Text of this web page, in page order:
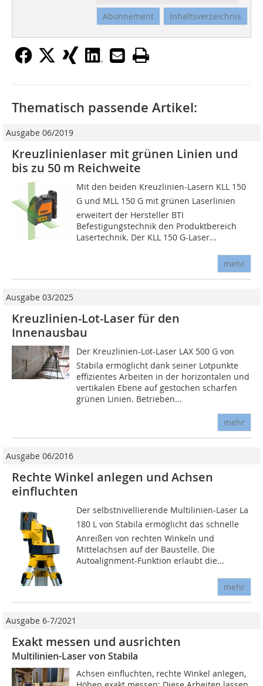
Abonnement Inhaltsverzeichnis
Thematisch passende Artikel:
Ausgabe 06/2019
Kreuzlinienlaser mit grünen Linien und
bis zu 50 m Reichweite
Mit den beiden Kreuzlinien-Lasern KLL 150
G und MLL 150 G mit grünen ­Laserlinien
erweitert der Hersteller BTI
Befestigungstechnik den Produktbereich
Lasertechnik. Der KLL 150 G-Laser...
mehr
Ausgabe 03/2025
Kreuzlinien-Lot-Laser für den
Innenausbau
Der Kreuzlinien-Lot-Laser LAX 500 G von
Stabila ermöglicht dank seiner Lotpunkte
effizientes Arbeiten in der horizontalen und
vertikalen Ebene auf gestochen scharfen
grünen Linien. Betrieben...
mehr
Ausgabe 06/2016
Rechte Winkel anlegen und Achsen
einfluchten
Der selbstnivellierende Multilinien-Laser La
180 L von Stabila ermöglicht das schnelle
Anreißen von rechten Winkeln und
Mittelachsen auf der Baustelle. Die
Autoalignment-Funktion erlaubt die...
mehr
Ausgabe 6-7/2021
Exakt messen und ausrichten
Multilinien-Laser von Stabila
Achsen einfluchten, rechte Winkel anlegen,